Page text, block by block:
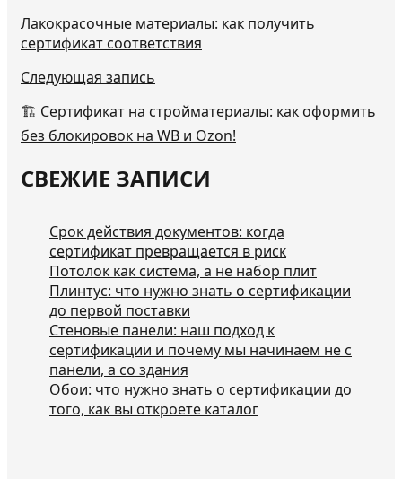
Лакокрасочные материалы: как получить
сертификат соответствия
Следующая запись
🏗️ Сертификат на стройматериалы: как оформить
без блокировок на WB и Ozon!
СВЕЖИЕ ЗАПИСИ
Срок действия документов: когда
сертификат превращается в риск
Потолок как система, а не набор плит
Плинтус: что нужно знать о сертификации
до первой поставки
Стеновые панели: наш подход к
сертификации и почему мы начинаем не с
панели, а со здания
Обои: что нужно знать о сертификации до
того, как вы откроете каталог